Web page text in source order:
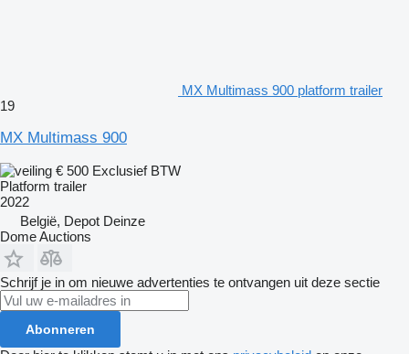
MX Multimass 900 platform trailer
19
MX Multimass 900
€ 500 Exclusief BTW
Platform trailer
2022
België, Depot Deinze
Dome Auctions
Schrijf je in om nieuwe advertenties te ontvangen uit deze sectie
Abonneren